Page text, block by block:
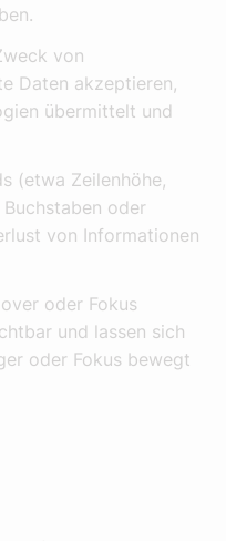
von
Daten akzeptieren,
übermittelt und
(etwa Zeilenhöhe,
oder
von Informationen
oder Fokus
und lassen sich
oder Fokus bewegt